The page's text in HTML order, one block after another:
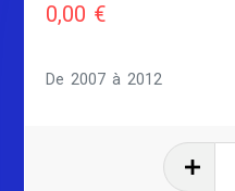
0,00 €
De 2007 à 2012